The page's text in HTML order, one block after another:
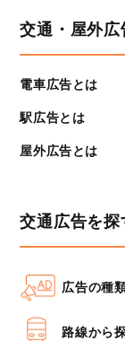
交通・屋外広
電車広告とは
駅広告とは
屋外広告とは
交通広告を探
広告の種
路線から